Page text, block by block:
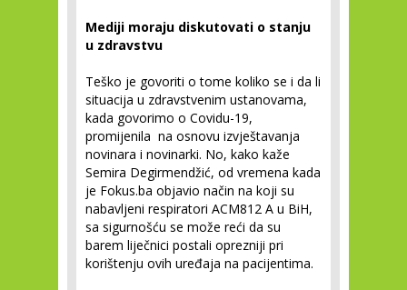
Mediji moraju diskutovati o stanju
u zdravstvu
Teško je govoriti o tome koliko se i da li
situacija u zdravstvenim ustanovama,
kada govorimo o Covidu-19,
promijenila na osnovu izvještavanja
novinara i novinarki. No, kako kaže
Semira Degirmendžić, od vremena kada
je Fokus.ba objavio način na koji su
nabavljeni respiratori ACM812 A u BiH,
sa sigurnošću se može reći da su
barem liječnici postali oprezniji pri
korištenju ovih uređaja na pacijentima.